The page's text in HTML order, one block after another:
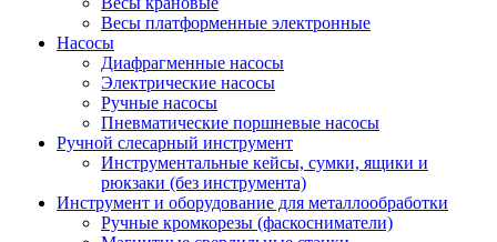
Весы платформенные электронные
Насосы
Диафрагменные насосы
Электрические насосы
Ручные насосы
Пневматические поршневые насосы
Ручной слесарный инструмент
Инструментальные кейсы, сумки, ящики и
рюкзаки (без инструмента)
Инструмент и оборудование для металлообработки
Ручные кромкорезы (фаскосниматели)